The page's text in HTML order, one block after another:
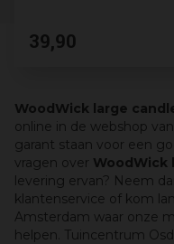
39,90
WoodWick large
online in de webshop
garant staan voor een
vragen over WoodWick
levering ervan? Neem
klantenservice of kom
Amsterdam waar onze
helpen. Tuincentrum